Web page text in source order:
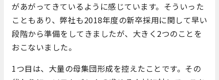
があがってきているように感じています。そういった
こともあり、弊社も2018年度の新卒採用に関して早い
段階から準備をしてきましたが、大きく2つのことを
おこないました。
1つ目は、大量の母集団形成を控えたことです。その